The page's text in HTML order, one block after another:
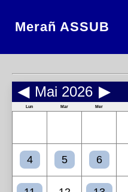
Merañ ASSUB
◀ Mai 2026 ▶
Lun Mar Mer
4 5 6